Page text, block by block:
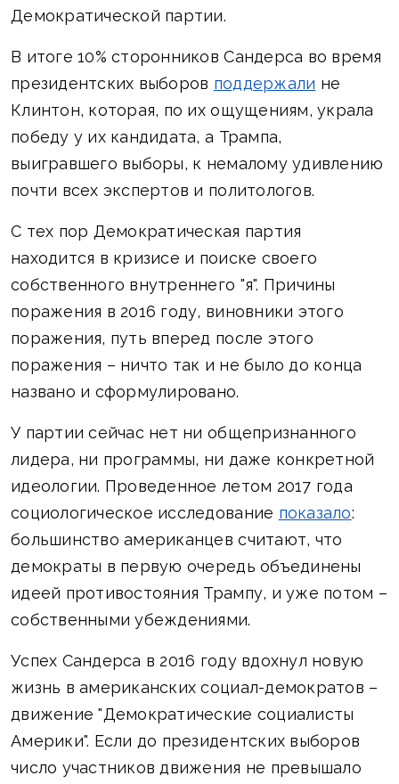
Демократической партии.
В итоге 10% сторонников Сандерса во время
президентских выборов поддержали не
Клинтон, которая, по их ощущениям, украла
победу у их кандидата, а Трампа,
выигравшего выборы, к немалому удивлению
почти всех экспертов и политологов.
С тех пор Демократическая партия
находится в кризисе и поиске своего
собственного внутреннего "я". Причины
поражения в 2016 году, виновники этого
поражения, путь вперед после этого
поражения – ничто так и не было до конца
названо и сформулировано.
У партии сейчас нет ни общепризнанного
лидера, ни программы, ни даже конкретной
идеологии. Проведенное летом 2017 года
социологическое исследование показало:
большинство американцев считают, что
демократы в первую очередь объединены
идеей противостояния Трампу, и уже потом –
собственными убеждениями.
Успех Сандерса в 2016 году вдохнул новую
жизнь в американских социал-демократов –
движение "Демократические социалисты
Америки". Если до президентских выборов
число участников движения не превышало